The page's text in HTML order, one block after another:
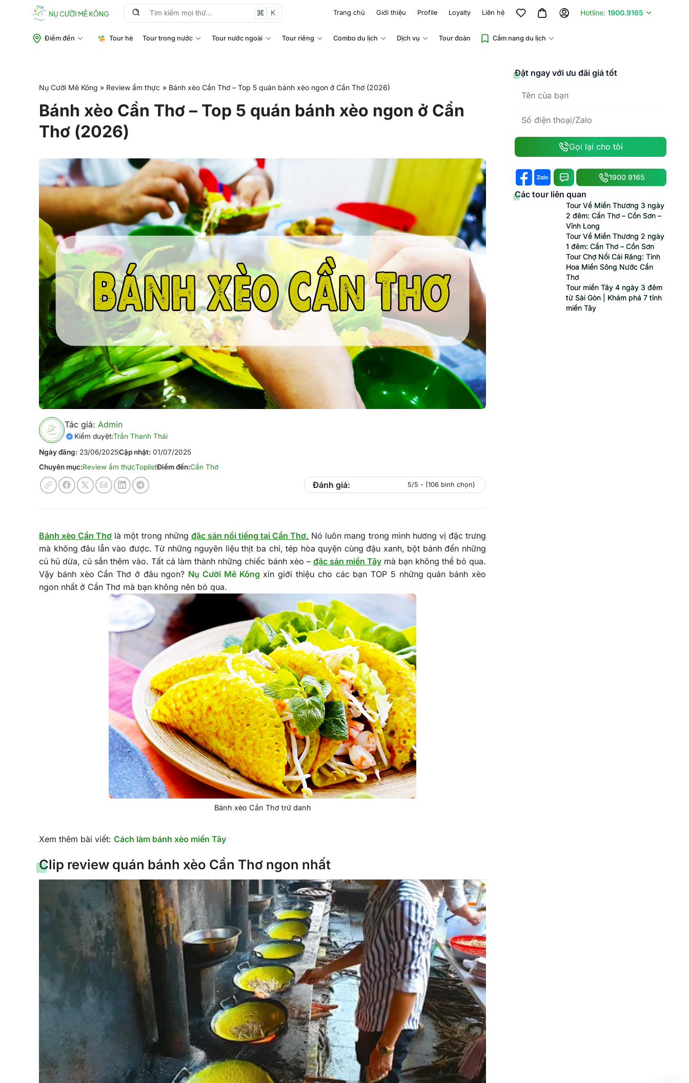
Tìm
K Trang chủ Giới thiệu Profile Loyalty Liên hệ Hotline: 1900.9165
Điểm đến Tour hè Tour trong nước Tour nước ngoài Tour riêng Combo du lịch Dịch vụ Tour đoàn Cẩm nang du lịch
Nụ Cười Mê Kông » Review ẩm thực » Bánh xèo Cần Thơ – Top 5 quán bánh xèo ngon ở Cần Thơ (2026)
Bánh xèo Cần Thơ – Top 5 quán bánh xèo ngon ở Cần
Thơ (2026)
Tác giả: Admin
Kiểm duyệt:Trần Thanh Thái
Ngày đăng: 23/06/2025Cập nhật: 01/07/2025
Chuyên mục:Review ẩm thựcToplistĐiểm đến:Cần Thơ
Đánh giá: 5/5 - (106 bình chọn)
Bánh xèo Cần Thơ là một trong những đặc sản nổi tiếng tại Cần Thơ. Nó luôn mang trong mình hương vị đặc trưng
mà không đâu lẫn vào được. Từ những nguyên liệu thịt ba chỉ, tép hòa quyện cùng đậu xanh, bột bánh đến những
củ hủ dừa, củ sắn thêm vào. Tất cả làm thành những chiếc bánh xèo – đặc sản miền Tâymà bạn không thể bỏ qua.
Vậy bánh xèo Cần Thơ ở đâu ngon? Nụ Cười Mê Kông xin giới thiệu cho các bạn TOP 5 những quán bánh xèo
ngon nhất ở Cần Thơ mà bạn không nên bỏ qua.
Bánh xèo Cần Thơ trứ danh
Xem thêm bài viết: Cách làm bánh xèo miền Tây
Clip review quán bánh xèo Cần Thơ ngon nhất
Đặt ngay với ưu đãi giá tốt
Gọi lại cho tôi
1900 9165
Các tour liên quan
Tour Về Miền Thương 3 ngày
2 đêm: Cần Thơ – Cồn Sơn –
Vĩnh Long
Tour Về Miền Thương 2 ngày
1 đêm: Cần Thơ – Cồn Sơn
Tour Chợ Nổi Cái Răng: Tinh
Hoa Miền Sông Nước Cần
Thơ
Tour miền Tây 4 ngày 3 đêm
từ Sài Gòn | Khám phá 7 tỉnh
miền Tây